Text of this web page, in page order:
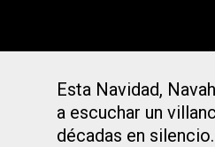
Esta Navidad,
a escuchar un
décadas en